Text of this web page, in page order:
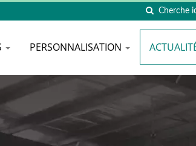
PERSONNALISATION